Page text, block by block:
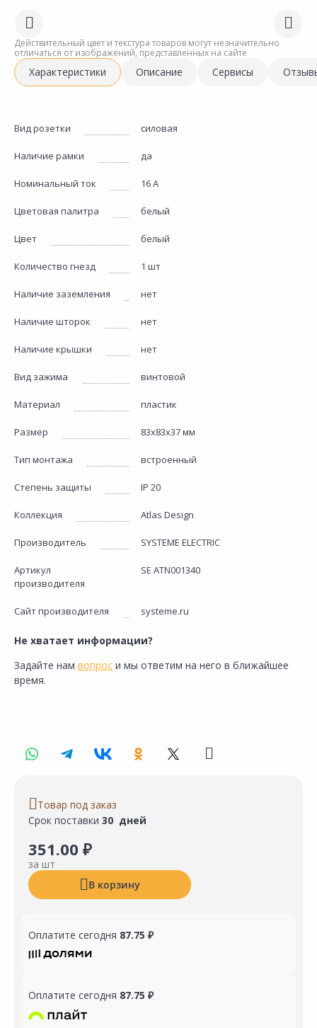
Действительный цвет и текстура товаров могут незначительно
отличаться от изображений, представленных на сайте
Характеристики Описание Сервисы
Вид розетки силовая
Наличие рамки да
Номинальный ток 16 А
Цветовая палитра белый
Цвет белый
Количество гнезд 1 шт
Наличие заземления нет
Наличие шторок нет
Наличие крышки нет
Вид зажима винтовой
Материал пластик
Размер 83х83х37 мм
Тип монтажа встроенный
Степень защиты IP 20
Коллекция Atlas Design
Производитель SYSTEME ELECTRIC
Артикул
производителя
SE ATN001340
Сайт производителя systeme.ru
Не хватает информации?
Задайте нам вопрос и мы ответим на него в ближайшее
время.
Товар под заказ
Срок поставки 30 дней
351.00 ₽
за шт
В корзину
Оплатите сегодня 87.75 ₽
Оплатите сегодня 87.75 ₽